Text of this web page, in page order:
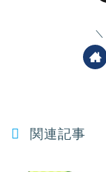
関連記事